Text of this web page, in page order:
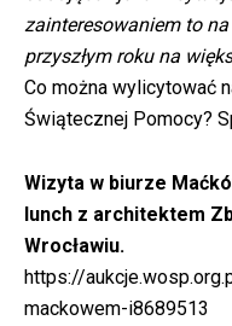
zainteresowaniem to
przyszłym roku na
Co można wylicytować
Świątecznej Pomocy?
Wizyta w biurze
lunch z architektem
Wrocławiu.
https://
mackowem-i8689513